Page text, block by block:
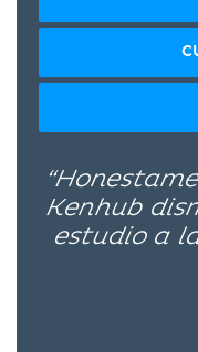
Kenhub
estudio a